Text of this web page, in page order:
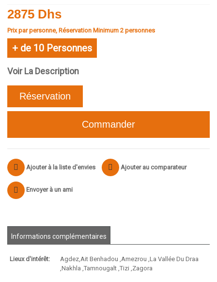
2875 Dhs
Prix par personne, Réservation Minimum 2 personnes
+ de 10 Personnes
Voir La Description
Réservation
Commander
Ajouter à la liste d'envies Ajouter au comparateur
Envoyer à un ami
Informations complémentaires
Lieux d'intérêt:
Agdez,Ait Benhadou ,Amezrou ,La Vallée Du Draa
,Nakhla ,Tamnougalt ,Tizi ,Zagora